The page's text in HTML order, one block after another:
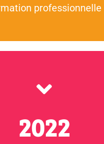
professionnelle
2022
de nos outils pour faciliter et
l’accès à l’engagement.